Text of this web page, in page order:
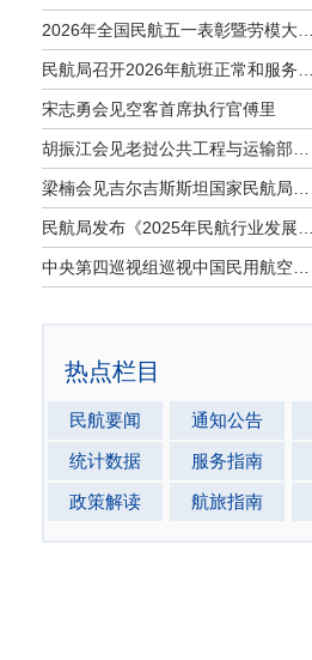
宋志勇会见空客首席执行官傅里
热点栏目
民航要闻 通知公告
统计数据
服务指南
政策解读
航旅指南